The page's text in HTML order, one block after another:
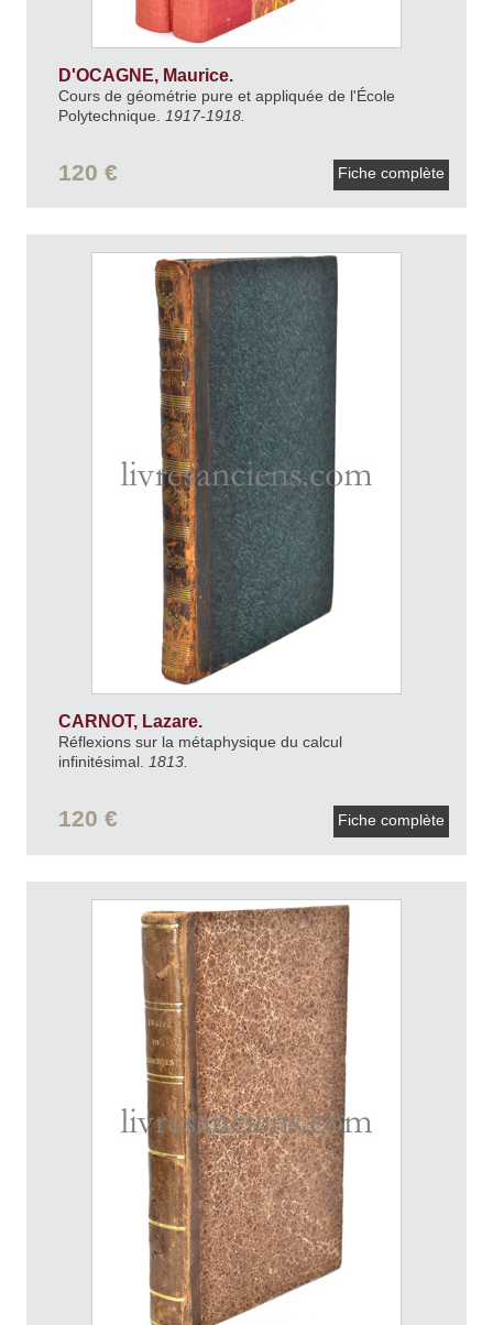
D'OCAGNE, Maurice.
Cours de géométrie pure et appliquée de l'École
Polytechnique.
1917-1918.
120 € Fiche complète
CARNOT, Lazare.
Réflexions sur la métaphysique du calcul
infinitésimal. 1813.
120 € Fiche complète